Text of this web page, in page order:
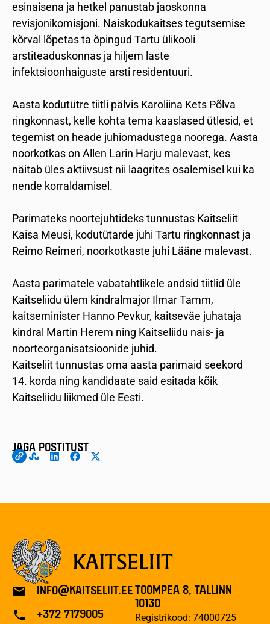
esinaisena ja hetkel panustab jaoskonna
revisjonikomisjoni. Naiskodukaitses tegutsemise
kõrval lõpetas ta õpingud Tartu ülikooli
arstiteaduskonnas ja hiljem laste
infektsioonhaiguste arsti residentuuri.
Aasta kodutütre tiitli pälvis Karoliina Kets Põlva
ringkonnast, kelle kohta tema kaaslased ütlesid, et
tegemist on heade juhiomadustega noorega. Aasta
noorkotkas on Allen Larin Harju malevast, kes
näitab üles aktiivsust nii laagrites osalemisel kui ka
nende korraldamisel.
Parimateks noortejuhtideks tunnustas Kaitseliit
Kaisa Meusi, kodutütarde juhi Tartu ringkonnast ja
Reimo Reimeri, noorkotkaste juhi Lääne malevast.
Aasta parimatele vabatahtlikele andsid tiitlid üle
Kaitseliidu ülem kindralmajor Ilmar Tamm,
kaitseminister Hanno Pevkur, kaitseväe juhataja
kindral Martin Herem ning Kaitseliidu nais- ja
noorteorganisatsioonide juhid.
Kaitseliit tunnustas oma aasta parimaid seekord
14. korda ning kandidaate said esitada kõik
Kaitseliidu liikmed üle Eesti.
JAGA POSTITUST
INFO@KAITSELIIT.EE
+372 7179005
TOOMPEA 8, TALLINN
10130
Registrikood: 74000725